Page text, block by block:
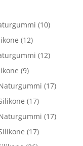
(10)
(12)
(12)
(9)
(17)
(17)
(17)
(17)